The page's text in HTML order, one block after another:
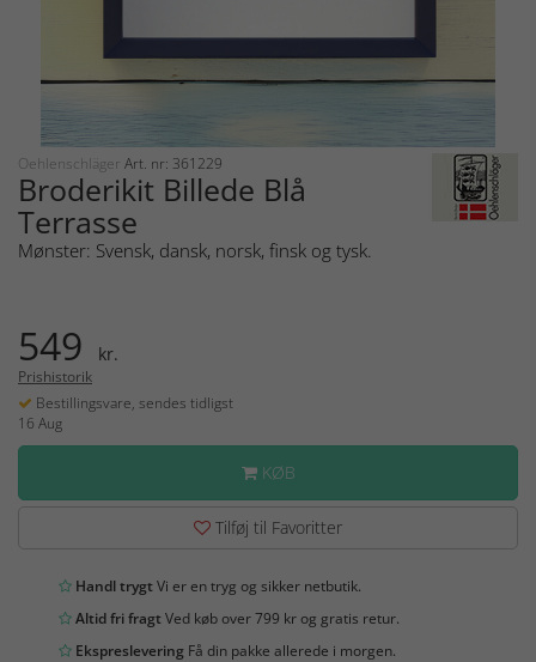
Oehlenschläger Art. nr: 361229
Broderikit Billede Blå
Terrasse
Mønster: Svensk, dansk, norsk, finsk og tysk.
549 kr.
Prishistorik
Bestillingsvare, sendes tidligst
16 Aug
KØB
Tilføj til Favoritter
Handl trygtVi er en tryg og sikker netbutik.
Altid fri fragtVed køb over 799 kr og gratis retur.
Ekspreslevering Få din pakke allerede i morgen.